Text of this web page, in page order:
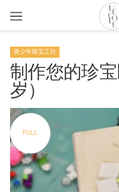
到
of
青少年珠宝工坊
制作您的珍
岁）
FULL